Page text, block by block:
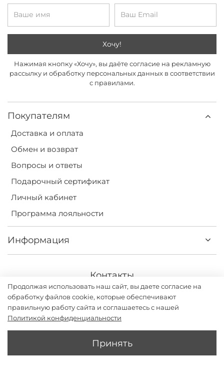
Покупателям
Доставка и оплата
Обмен и возврат
Вопросы и ответы
Подарочный сертификат
Личный кабинет
Программа лояльности
Информация
Хочу!
Нажимая кнопку «Хочу», вы даёте согласие на рекламную
рассылку и обработку персональных данных в соответствии
с правилами.
Контакты
+7(499) 113-31-75
Darsi.studio - бренд женской одежды с дизайном и
Продолжая использовать наш сайт, вы даете согласие на
обработку файлов cookie, которые обеспечивают
правильную работу сайта и соглашаетесь с нашей
Политикой конфиденциальности
Принять